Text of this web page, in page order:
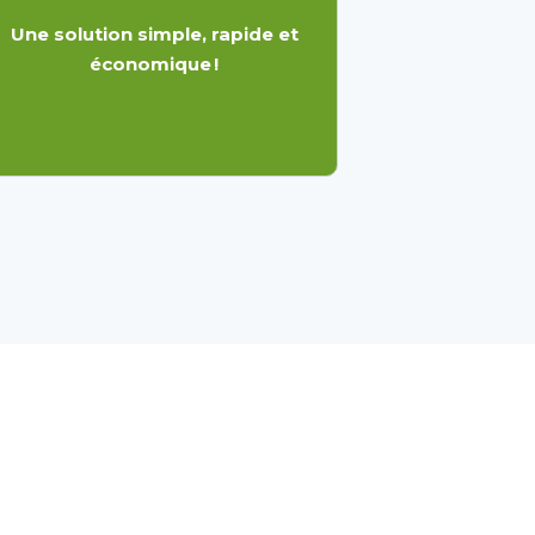
Une solution simple, rapide et
économique !